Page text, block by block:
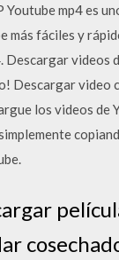
mp4 es
más fáciles y
Descargar videos
Descargar video
los videos de